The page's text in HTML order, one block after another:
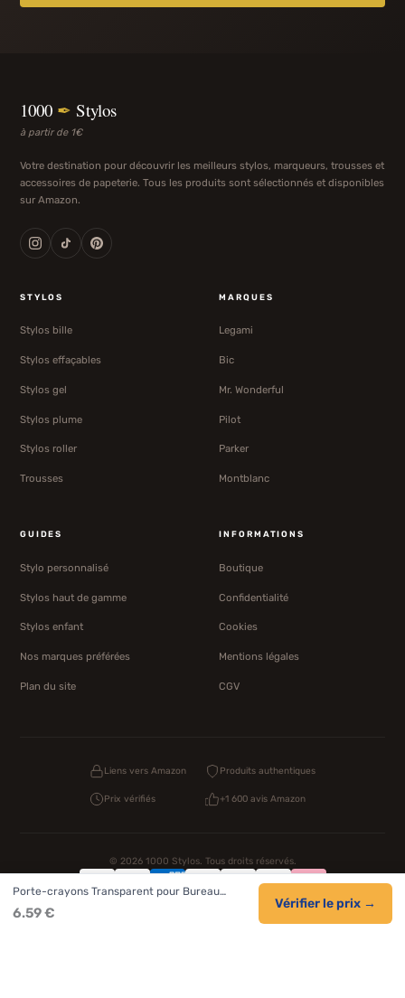
1000 ✒ Stylos
à partir de 1€
Votre destination pour découvrir les meilleurs stylos, marqueurs, trousses et
accessoires de papeterie. Tous les produits sont sélectionnés et disponibles
sur Amazon.
STYLOS
Stylos bille
Stylos effaçables
Stylos gel
Stylos plume
Stylos roller
Trousses
MARQUES
Legami
Bic
Mr. Wonderful
Pilot
Parker
Montblanc
GUIDES
Stylo personnalisé
Stylos haut de gamme
Stylos enfant
Nos marques préférées
Plan du site
INFORMATIONS
Boutique
Confidentialité
Cookies
Mentions légales
CGV
Liens vers Amazon Produits authentiques
Prix vérifiés +1 600 avis Amazon
© 2026 1000 Stylos. Tous droits réservés.
Confidentialité
Porte-crayons Transparent pour Bureau…
6.59 €
Vérifier le prix →